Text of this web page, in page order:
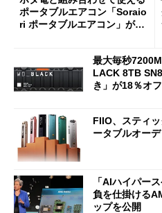
ポータブルエアコン「Soraio
ri ポータブルエアコン」がセ
最大毎秒
LACK 8TB
き」が18％オ
FIIO、スティ
ータブルオー
「AIハイパー
負を仕掛ける
ップを公開